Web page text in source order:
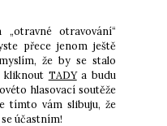
otravování“
přece jenom ještě
že by se stalo
kliknout TADY a budu
hlasovací soutěže
tímto vám slibuju, že
účastním!